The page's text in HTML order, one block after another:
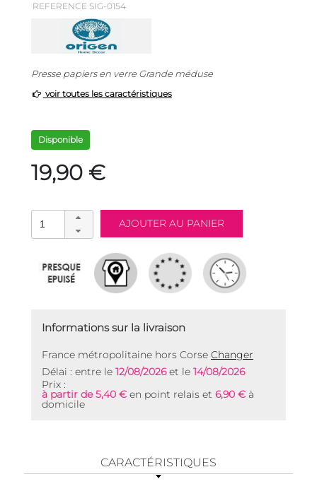
REFERENCE SIG-0154
Presse papiers en verre Grande méduse
voir toutes les caractéristiques
Disponible
19,90 €
Informations sur la livraison
France métropolitaine hors Corse Changer
Délai : entre le 12/08/2026et le 14/08/2026
Prix :
à partir de 5,40 € en point relais et 6,90 € à
domicile
CARACTÉRISTIQUES